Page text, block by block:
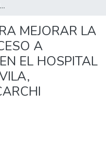
ESTRATEGIAS PARA MEJORAR LA PROVISIÓN Y ACCESO A MEDICAMENTOS EN EL HOSPITAL LUIS GABRIEL DÁVILA, PROVINCIA DEL CARCHI
MEJORAR LA
A
EL HOSPITAL